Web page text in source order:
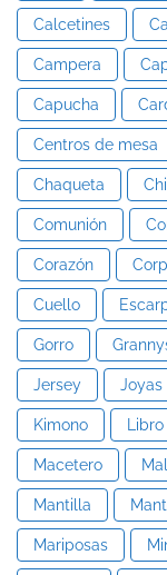
Calcetines
Campera
Capucha
Centros de mesa
Chaqueta
Comunión
Corazón
Cuello
Gorro
Jersey Joyas
Kimono
Macetero
Mantilla
Mariposas